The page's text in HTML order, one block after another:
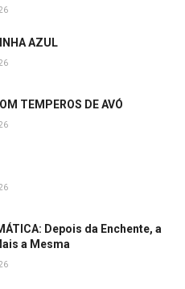
AZUL
TEMPEROS DE AVÓ
Depois da Enchente, a
a Mesma